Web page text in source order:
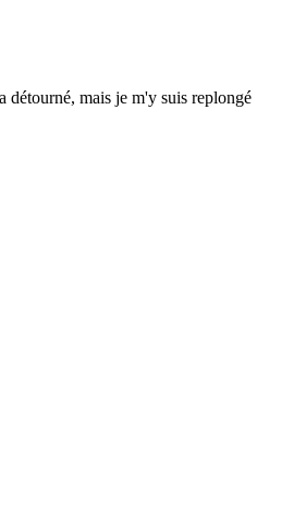
détourné, mais je m'y suis replongé